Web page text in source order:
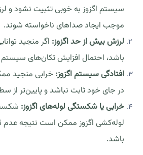
سیستم اگزوز به خوبی تثبیت نشود و
موجب ایجاد صداهای ناخواسته شوند.
لرزش بیش از حد اگزوز: اگر منجید
باشد، احتمال افزایش تکان‌های سیستم
افتادگی سیستم اگزوز: خرابی منجید
در جای خود ثابت نباشد و پایین‌تر از
خرابی یا شکستگی لوله‌های اگزوز:
لوله‌کشی اگزوز ممکن است نتیجه عدم
باشد.